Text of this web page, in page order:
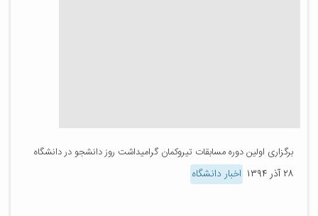
برگزاری اولین دوره مسابقات تیروکمان گرامیداشت روز دانشجو در دانشگاه
۲۸ آذر ۱۳۹۴ اخبار دانشگاه